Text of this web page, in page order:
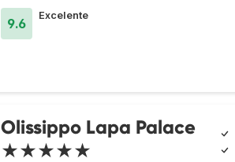
9.6
Excelente
Olissippo Lapa Palace
★★★★★